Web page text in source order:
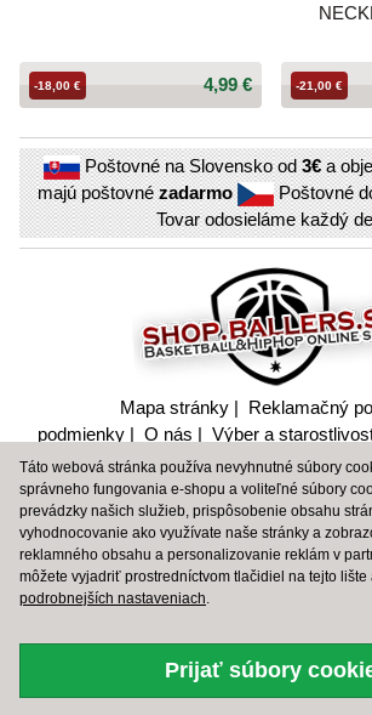
4,99 €
-18,00 € -21,00 €
Poštovné na Slovensko od3€a
majú poštovnézadarmo Poštovné
Tovar odosieláme každý
Mapa stránky | Reklamačný
podmienky | O nás | Výber a
súkromia a
BBALLTOWN|BBT|PEAK SPORT |
© 2006 – 2026 Shop.Baller.sk,
Táto webová stránka používa nevyhnutné súbory
správneho fungovania e-shopu a voliteľné súbory
prevádzky našich služieb, prispôsobenie obsahu
vyhodnocovanie ako využívate naše stránky a
reklamného obsahu a personalizovanie reklám v
môžete vyjadriť prostredníctvom tlačidiel na tejto
podrobnejších nastaveniach.
Prijať súbory